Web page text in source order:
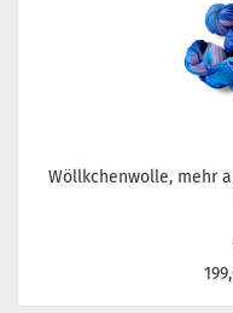
Wöllkchenwolle, mehr